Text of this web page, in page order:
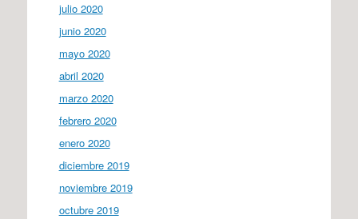
julio 2020
junio 2020
mayo 2020
abril 2020
marzo 2020
febrero 2020
enero 2020
diciembre 2019
noviembre 2019
octubre 2019